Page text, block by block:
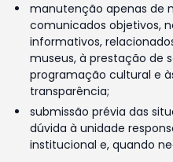
manutenção apenas de
comunicados objetivos,
informativos,
museus, à prestação de
programação cultural e
transparência;
submissão prévia das
dúvida à unidade
institucional e, quando